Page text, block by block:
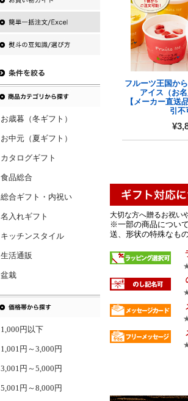
お歳暮（冬ギフト）
お中元（夏ギフト）
カタログギフト
食品総合
総合ギフト・内祝い
名入れギフト
キッチンスタイル
生活通販
盆栽
1,000円以下
1,001円～3,000円
3,001円～5,000円
5,001円～8,000円
フルーツ王国か
アイス（お
【メーカー直送
引不
大切な方へ贈るお祝い
※一部の商品につい
送、形状の特殊なも